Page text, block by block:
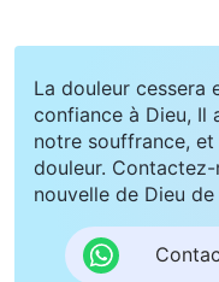
La douleur cessera
confiance à Dieu, Il
notre souffrance,
douleur.
nouvelle de Dieu de